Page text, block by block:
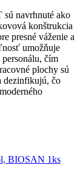
sú navrhnuté ako
konštrukcia
presné váženie a
umožňuje
čím
plochy sú
dezinfikujú, čo